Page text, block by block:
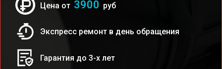
Цена от 3900 руб
Экспресс ремонт в день обращения
Гарантия до 3-х лет